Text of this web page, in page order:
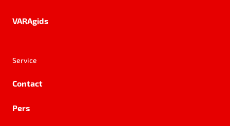
VARAgids
Service
Contact
Pers